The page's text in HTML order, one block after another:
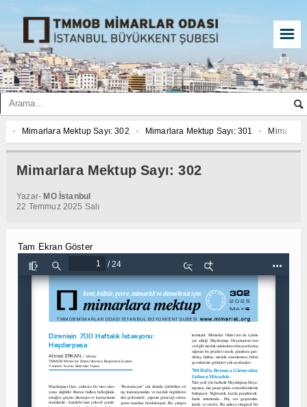
☰
Mimarlara Mektup Sayı: 302 Mimarlara Mektup Sayı: 301
Mimarlara
Mimarlara Mektup Sayı: 300
Mimarlara Mektup Sayı: 299
Mimarlara Mektup Sayı: 301
Mimarlara Mektup Sayı: 308
Mimarlara Mektup Sayı: 302
Yazar- MO İstanbul
22 Temmuz 2025 Salı
Tam Ekran Göster